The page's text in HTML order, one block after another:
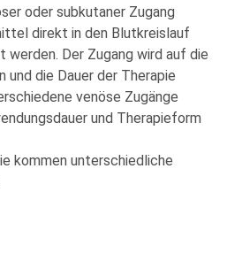
oder subkutaner Zugang
direkt in den Blutkreislauf
werden. Der Zugang wird auf die
die Dauer der Therapie
venöse Zugänge
und Therapieform
kommen unterschiedliche